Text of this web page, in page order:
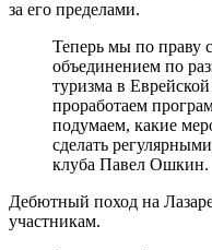
за его пределами.
Теперь мы по праву
объединением по
туризма в
проработаем
подумаем, какие
сделать
клуба Павел Ошкин.
Дебютный поход на
участникам.